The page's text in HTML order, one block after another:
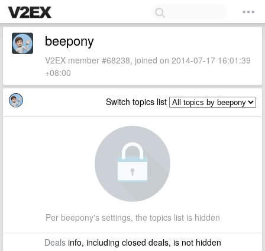
beepony
V2EX member #68238, joined on 2014-07-17 16:01:39
+08:00
Switch topics list
Per beepony's settings, the topics list is hidden
Dealsinfo, including closed deals, is not hidden